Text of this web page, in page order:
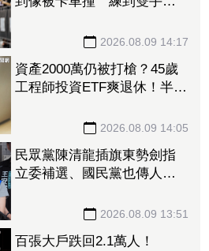
2026.08.09 14:17
資產2000萬仍被打槍？45歲
工程師投資ETF爽退休！半年
2026.08.09 14:05
民眾黨陳清龍插旗東勢劍指
立委補選、國民黨也傳人選
來、有商有量 2026.08.09 13:51
百張大戶跌回2.1萬人！